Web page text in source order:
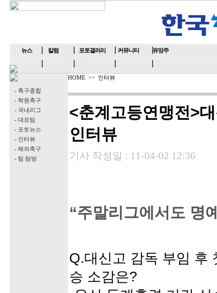
뉴스 칼럼 포토갤러리 커뮤니티 유망주
- 축구종합
- 학원축구
- 국내리그
- 대표팀
- 포토뉴스
- 인터뷰
- 해외축구
- 팀 탐방
HOME >> 인터뷰
<춘계고등연맹전>
인터뷰
기사 작성일 : 11-04-02 12:36
“주말리그에서도 명
Q.대신고 감독 부임 후
승 소감은?